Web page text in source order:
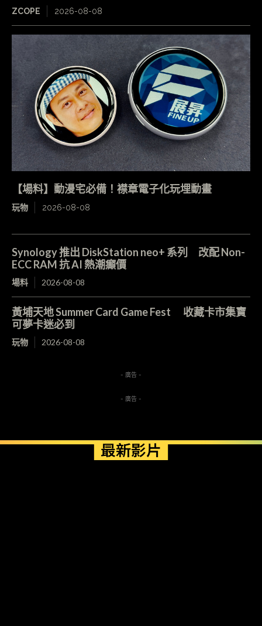
ZCOPE 2026-08-08
【場料】動漫宅必備！襟章電子化玩埋動畫
玩物 2026-08-08
Synology 推出 DiskStation neo+ 系列 改配 Non-
ECC RAM 抗 AI 熱潮癲價
場料 2026-08-08
黃埔天地 Summer Card Game Fest 收藏卡市集寶
可夢卡迷必到
玩物 2026-08-08
- 廣告 -
- 廣告 -
最新影片